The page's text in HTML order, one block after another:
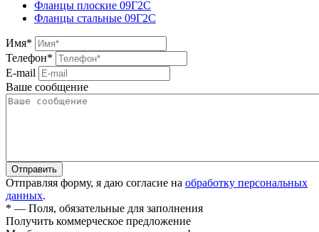
Фланцы плоские 09Г2С
Фланцы стальные 09Г2С
Имя*
Телефон*
E-mail
Ваше сообщение
Отправляя форму, я даю согласие на обработку персональных
данных.
* — Поля, обязательные для заполнения
Получить коммерческое предложение